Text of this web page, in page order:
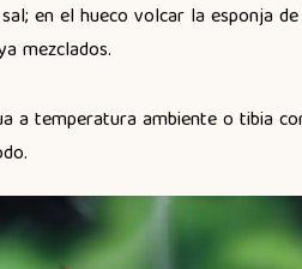
en el hueco volcar la esponja
mezclados.
a temperatura ambiente o tibia